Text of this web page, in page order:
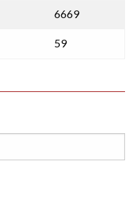
6669
59